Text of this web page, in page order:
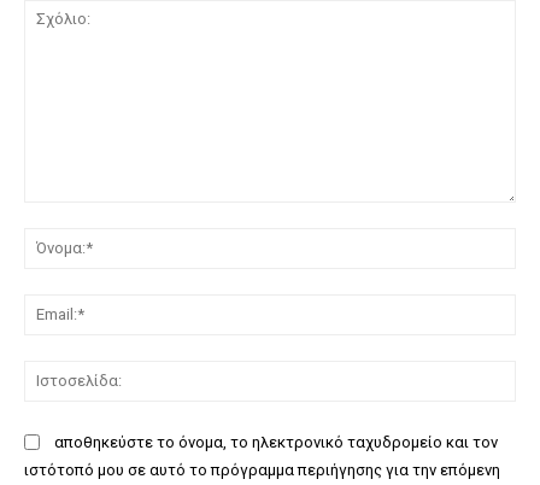
αποθηκεύστε το όνομα, το ηλεκτρονικό ταχυδρομείο και τον
ιστότοπό μου σε αυτό το πρόγραμμα περιήγησης για την επόμενη